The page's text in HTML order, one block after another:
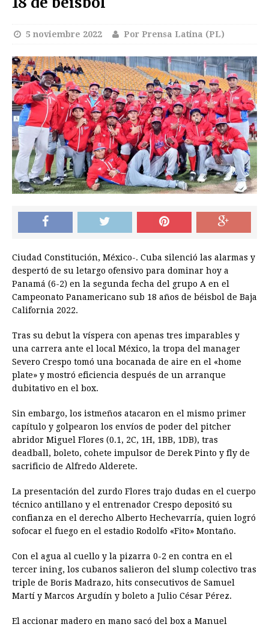
5 noviembre 2022 Por Prensa Latina (PL)
Ciudad Constitución, México-. Cuba silenció las alarmas y
despertó de su letargo ofensivo para dominar hoy a
Panamá (6-2) en la segunda fecha del grupo A en el
Campeonato Panamericano sub 18 años de béisbol de Baja
California 2022.
Tras su debut la víspera con apenas tres imparables y
una carrera ante el local México, la tropa del manager
Severo Crespo tomó una bocanada de aire en el «home
plate» y mostró eficiencia después de un arranque
dubitativo en el box.
Sin embargo, los istmeños atacaron en el mismo primer
capítulo y golpearon los envíos de poder del pitcher
abridor Miguel Flores (0.1, 2C, 1H, 1BB, 1DB), tras
deadball, boleto, cohete impulsor de Derek Pinto y fly de
sacrificio de Alfredo Alderete.
La presentación del zurdo Flores trajo dudas en el cuerpo
técnico antillano y el entrenador Crespo depositó su
confianza en el derecho Alberto Hechevarría, quien logró
sofocar el fuego en el estadio Rodolfo «Fito» Montaño.
Con el agua al cuello y la pizarra 0-2 en contra en el
tercer ining, los cubanos salieron del slump colectivo tras
triple de Boris Madrazo, hits consecutivos de Samuel
Martí y Marcos Argudín y boleto a Julio César Pérez.
El accionar madero en mano sacó del box a Manuel